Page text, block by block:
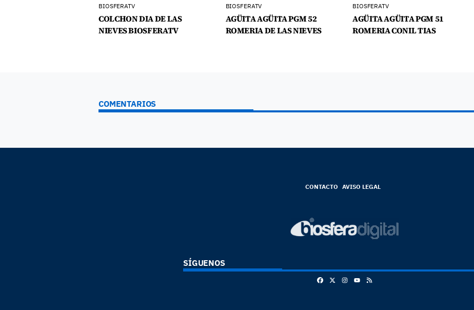
BIOSFERATV
COLCHON DIA DE LAS
NIEVES BIOSFERATV
BIOSFERATV
AGÜITA AGÜITA PGM 52
ROMERIA DE LAS NIEVES
BIOSFERATV
AGÜITA AGÜITA PGM 51
ROMERIA CONIL TIAS
COMENTARIOS
CONTACTO AVISO LEGAL
SÍGUENOS
FacebookInstagram